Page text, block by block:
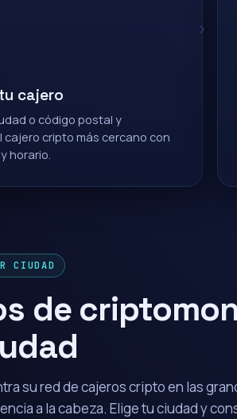
cajero
o código postal y
cajero cripto más cercano con
horario.
CIUDAD
de
su red de cajeros cripto en las
a la cabeza. Elige tu ciudad y